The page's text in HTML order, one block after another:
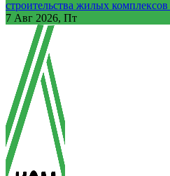
строительства жилых
7 Авг 2026, Пт